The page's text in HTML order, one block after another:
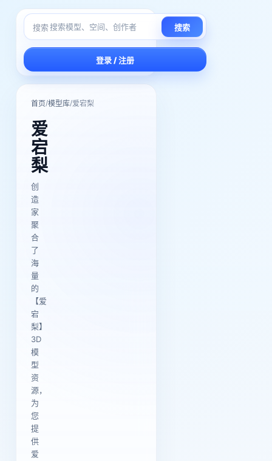
搜索 搜索
登录 / 注册
首页/模型库/爱宕梨
爱
宕
梨
创
造
家
聚
合
了
海
量
的
【爱
宕
梨】
3D
模
型
资
源，
为
您
提
供
爱